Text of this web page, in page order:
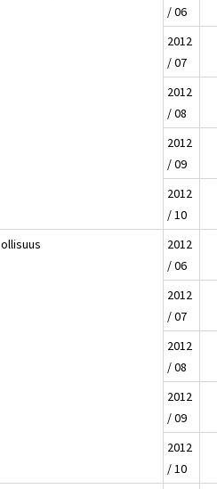
/ 06
2012
/ 07
2012
/ 08
2012
/ 09
2012
/ 10
2012
/ 06
2012
/ 07
2012
/ 08
2012
/ 09
2012
/ 10